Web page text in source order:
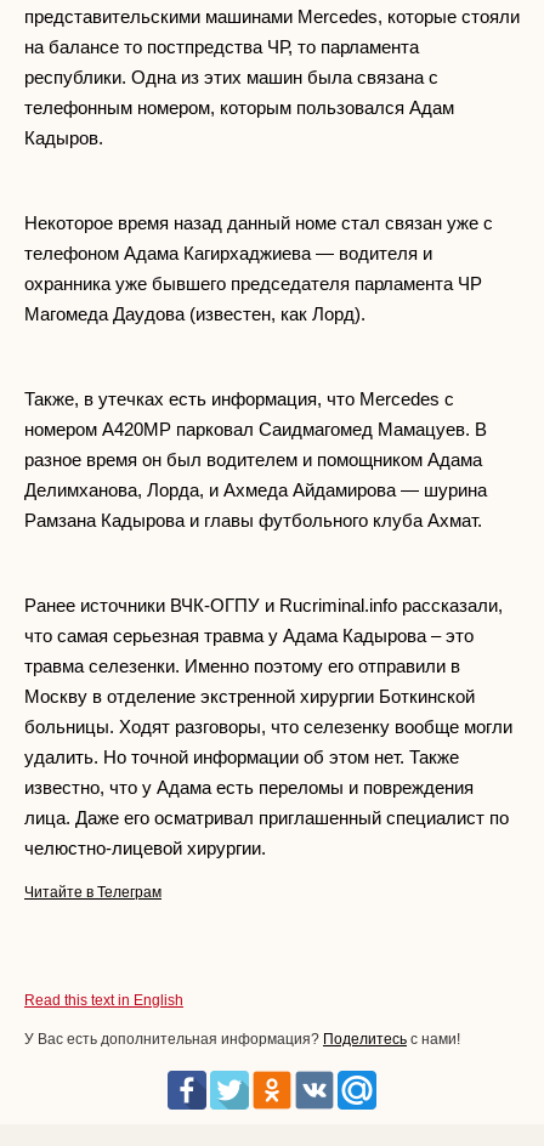
представительскими машинами Mercedes, которые стояли
на балансе то постпредства ЧР, то парламента
республики. Одна из этих машин была связана с
телефонным номером, которым пользовался Адам
Кадыров.
Некоторое время назад данный номе стал связан уже с
телефоном Адама Кагирхаджиева — водителя и
охранника уже бывшего председателя парламента ЧР
Магомеда Даудова (известен, как Лорд).
Также, в утечках есть информация, что Mercedes с
номером А420МР парковал Саидмагомед Мамацуев. В
разное время он был водителем и помощником Адама
Делимханова, Лорда, и Ахмеда Айдамирова — шурина
Рамзана Кадырова и главы футбольного клуба Ахмат.
Ранее источники ВЧК-ОГПУ и Rucriminal.info рассказали,
что самая серьезная травма у Адама Кадырова – это
травма селезенки. Именно поэтому его отправили в
Москву в отделение экстренной хирургии Боткинской
больницы. Ходят разговоры, что селезенку вообще могли
удалить. Но точной информации об этом нет. Также
известно, что у Адама есть переломы и повреждения
лица. Даже его осматривал приглашенный специалист по
челюстно-лицевой хирургии.
Читайте в Телеграм
Read this text in English
У Вас есть дополнительная информация? Поделитесь с нами!